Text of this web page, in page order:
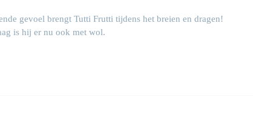
gevoel brengt Tutti Frutti tijdens het breien en dragen!
is hij er nu ook met wol.